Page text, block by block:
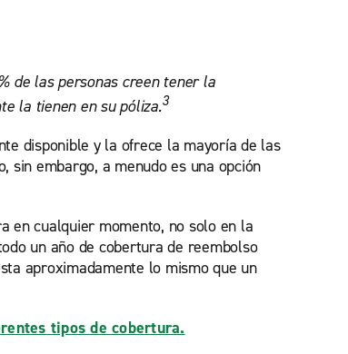
de las personas creen tener la
la tienen en su póliza.3
disponible y la ofrece la mayoría de las
sin embargo, a menudo es una opción
en cualquier momento, no solo en la
un año de cobertura de reembolso
aproximadamente lo mismo que un
tipos de cobertura.